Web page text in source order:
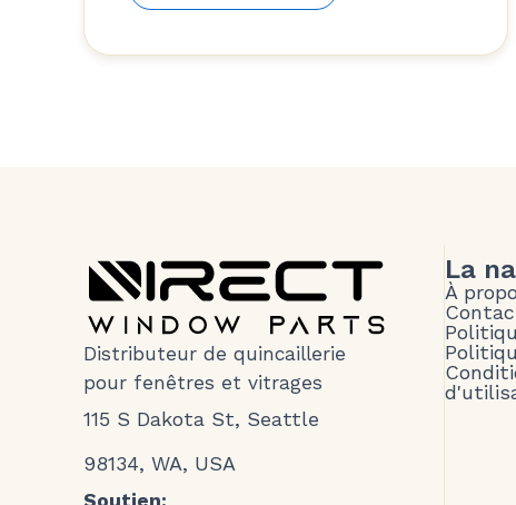
Distributeur de quincaillerie
pour fenêtres et vitrages
115 S Dakota St, Seattle
98134, WA, USA
Soutien:
La
À